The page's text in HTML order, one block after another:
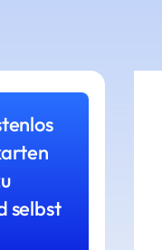
selbst